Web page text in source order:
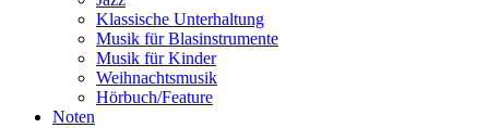
Klassische Unterhaltung
Musik für Blasinstrumente
Musik für Kinder
Weihnachtsmusik
Hörbuch/Feature
Noten